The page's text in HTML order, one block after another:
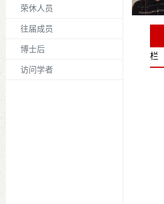
荣休人员
往届成员
博士后
访问学者
栏